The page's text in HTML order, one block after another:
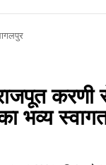
राजपूत
भव्य